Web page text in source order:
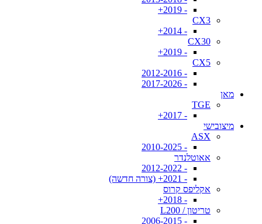
- 2019+
CX3
- 2014+
CX30
- 2019+
CX5
- 2012-2016
- 2017-2026
מאן
TGE
- 2017+
מיצובישי
ASX
- 2010-2025
אאוטלנדר
- 2012-2022
- 2021+ (צורה חדשה)
אקליפס קרוס
- 2018+
טריטון / L200
- 2006-2015